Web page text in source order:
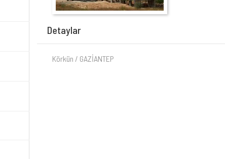
Detaylar
Körkün / GAZİANTEP